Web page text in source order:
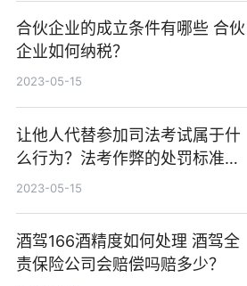
合伙企业的成立条件有哪些 合伙
企业如何纳税？
2023-05-15
让他人代替参加司法考试属于什
么行为？法考作弊的处罚标准是
什么样的？
2023-05-15
酒驾166酒精度如何处理 酒驾全
责保险公司会赔偿吗赔多少？